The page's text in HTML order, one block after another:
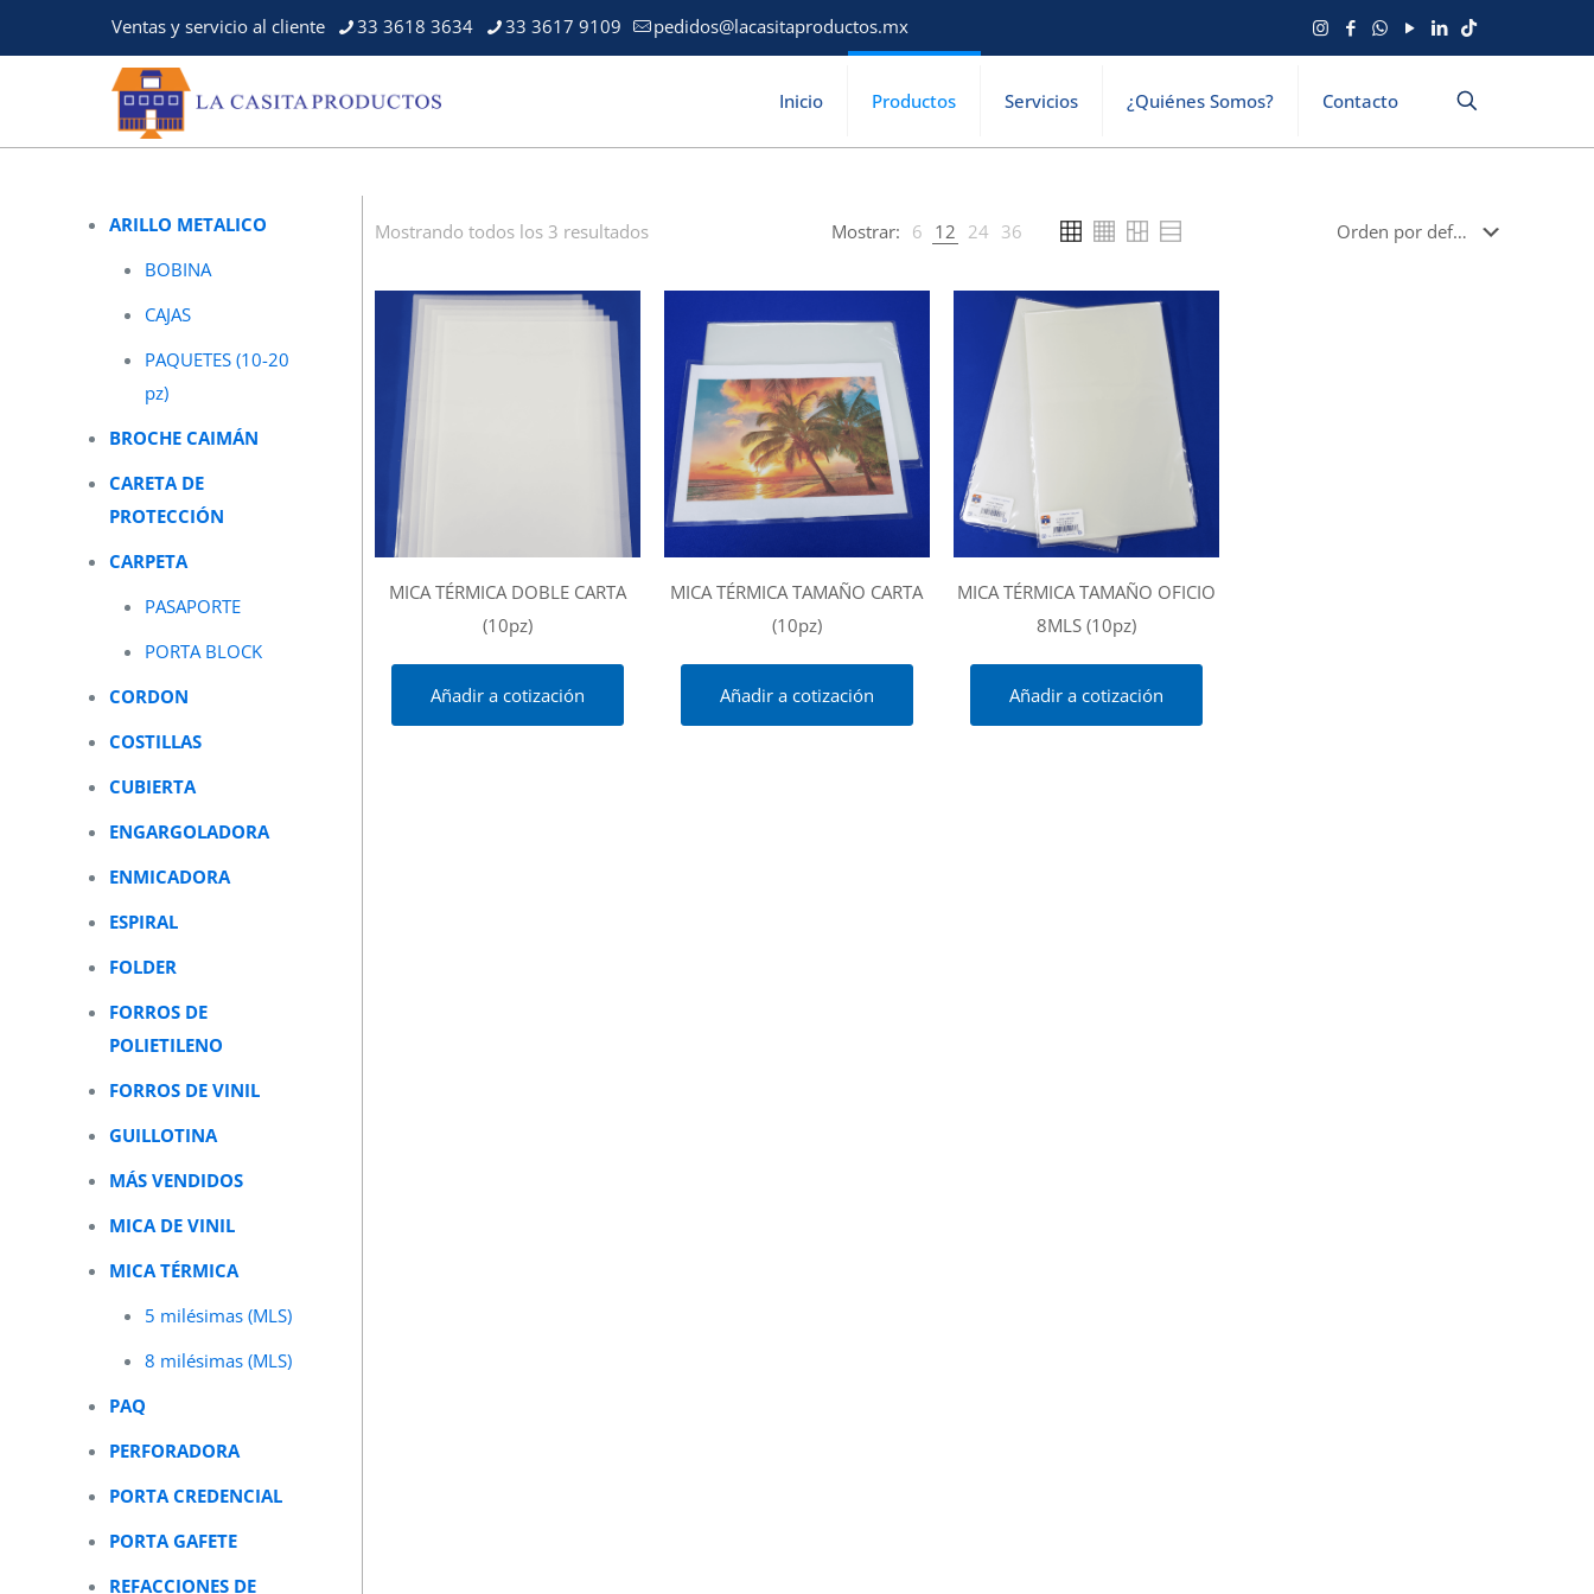
Ventas y servicio al cliente 33 3618 3634 33 3617 9109 pedidos@lacasitaproductos.mx
Inicio Productos Servicios ¿Quiénes Somos? Contacto
ARILLO METALICO
BOBINA
CAJAS
PAQUETES (10-20
pz)
BROCHE CAIMÁN
CARETA DE
PROTECCIÓN
CARPETA
PASAPORTE
PORTA BLOCK
CORDON
COSTILLAS
CUBIERTA
ENGARGOLADORA
ENMICADORA
ESPIRAL
FOLDER
FORROS DE
POLIETILENO
FORROS DE VINIL
GUILLOTINA
MÁS VENDIDOS
MICA DE VINIL
MICA TÉRMICA
5 milésimas (MLS)
8 milésimas (MLS)
PAQ
PERFORADORA
PORTA CREDENCIAL
PORTA GAFETE
REFACCIONES DE
Mostrando todos los 3 resultados Mostrar: 6 12 24 36
MICA TÉRMICA DOBLE CARTA
(10pz)
Añadir a cotización
MICA TÉRMICA TAMAÑO CARTA
(10pz)
Añadir a cotización
MICA TÉRMICA TAMAÑO OFICIO
8MLS (10pz)
Añadir a cotización